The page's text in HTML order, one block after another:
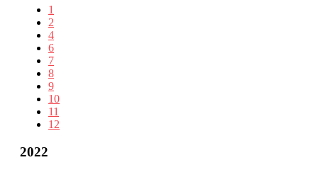
1
2
4
6
7
8
9
10
11
12
2022